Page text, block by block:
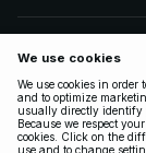
FØLG OSS